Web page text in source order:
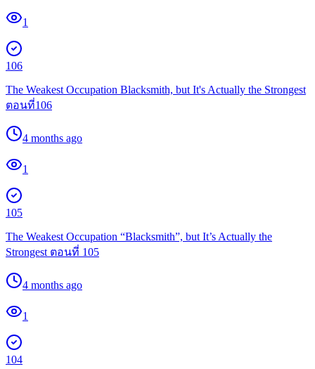
1
106
The Weakest Occupation Blacksmith, but It's Actually the Strongest
ตอนที่106
4 months ago
1
105
The Weakest Occupation “Blacksmith”, but It’s Actually the
Strongest ตอนที่ 105
4 months ago
1
104